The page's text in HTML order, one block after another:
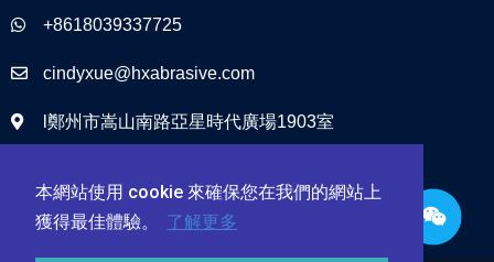
本網站使用 cookie 來確保您在我們的網站上
獲得最佳體驗。
了解更多
+8618039337725
cindyxue@hxabrasive.com
l鄭州市嵩山南路亞星時代廣場1903室